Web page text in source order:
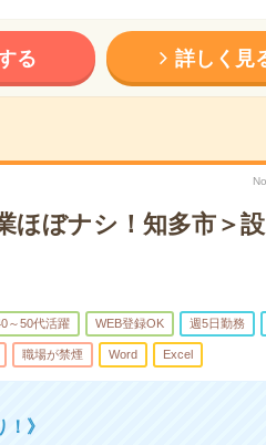
る 詳しく見
ほぼナシ！知多市＞設
～50代活躍 WEB登録OK 週5日勤務
職場が禁煙 Word Excel
》